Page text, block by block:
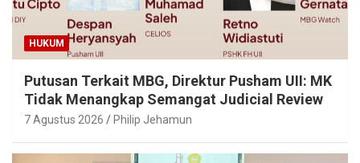
HUKUM
Putusan Terkait MBG, Direktur Pusham UII: MK
Tidak Menangkap Semangat Judicial Review
7 Agustus 2026 Philip Jehamun